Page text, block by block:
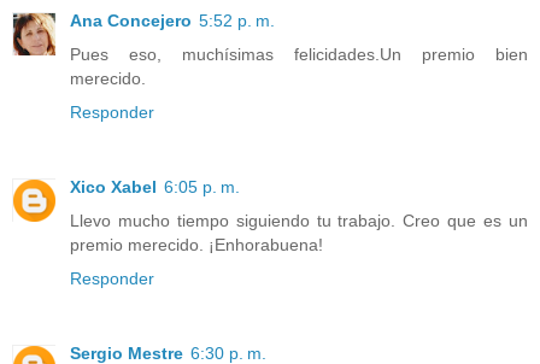
Ana Concejero 5:52 p. m.
Pues eso, muchísimas felicidades.Un premio bien
merecido.
Responder
Xico Xabel 6:05 p. m.
Llevo mucho tiempo siguiendo tu trabajo. Creo que es un
premio merecido. ¡Enhorabuena!
Responder
Sergio Mestre 6:30 p. m.